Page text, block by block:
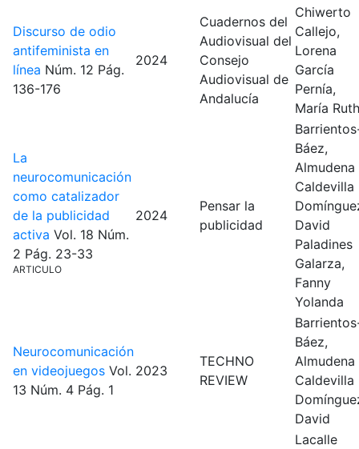
Discurso de odio
antifeminista en
línea Núm. 12 Pág.
136-176
2024
Cuadernos del
Audiovisual del
Consejo
Audiovisual de
Andalucía
Chiwerto
Callejo,
Lorena
García
Pernía,
María Ruth
La
neurocomunicación
como catalizador
de la publicidad
activa Vol. 18 Núm.
2 Pág. 23-33
ARTICULO
2024
Pensar la
publicidad
Báez,
Almudena
Caldevilla
David
Paladines
Galarza,
Fanny
Yolanda
Neurocomunicación
en videojuegos Vol.
13 Núm. 4 Pág. 1
2023
TECHNO
REVIEW
Báez,
Almudena
Caldevilla
David
Lacalle